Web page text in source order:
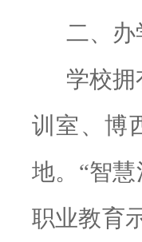
二、办
学校拥
训室、博
地。 “智
职业教育